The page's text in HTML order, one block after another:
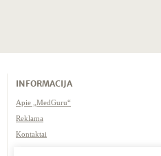
INFORMACIJA
Apie „MedGuru“
Reklama
Kontaktai